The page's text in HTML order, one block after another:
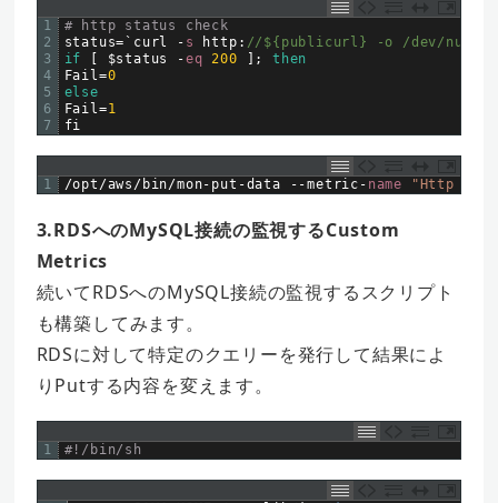
1
2
3
4
5
6
7
# http status check
status= ` curl - s http : //${publicurl} -o /dev/null -
if
$status -eq 200 ;
then
Fail=0
else
Fail=1
fi
1 /opt /aws / bin/mon- put -data --metric - name "Http
3.RDSへのMySQL接続の監視するCustom
Metrics
続いてRDSへのMySQL接続の監視するスクリプト
も構築してみます。
RDSに対して特定のクエリーを発行して結果によ
りPutする内容を変えます。
1 #!/bin/sh